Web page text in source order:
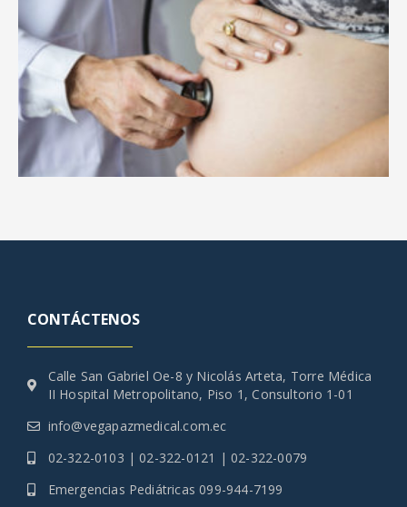
CONTÁCTENOS
Calle San Gabriel Oe-8 y Nicolás Arteta, Torre Médica
II Hospital Metropolitano, Piso 1, Consultorio 1-01
info@vegapazmedical.com.ec
02-322-0103 | 02-322-0121 | 02-322-0079
Emergencias Pediátricas 099-944-7199‬